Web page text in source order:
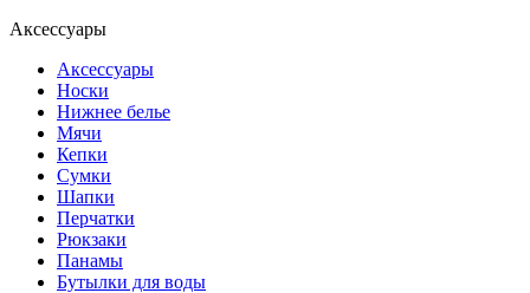
Аксессуары
Аксессуары
Носки
Нижнее белье
Мячи
Кепки
Сумки
Шапки
Перчатки
Рюкзаки
Панамы
Бутылки для воды